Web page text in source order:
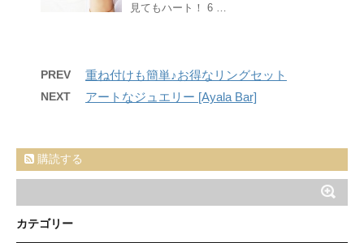
見てもハート！ 6 …
PREV 重ね付けも簡単♪お得なリングセット
NEXT アートなジュエリー [Ayala Bar]
購読する
カテゴリー